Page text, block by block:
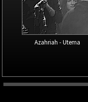
Azahriah - Utema